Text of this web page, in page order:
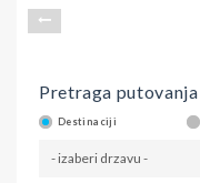
Pretraga putovanja
Destinaciji
- izaberi drzavu -